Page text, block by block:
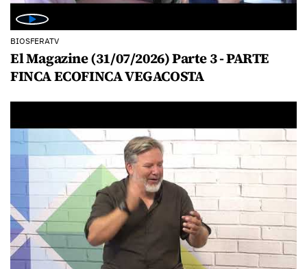
BIOSFERATV
El Magazine (31/07/2026) Parte 3 - PARTE
FINCA ECOFINCA VEGACOSTA